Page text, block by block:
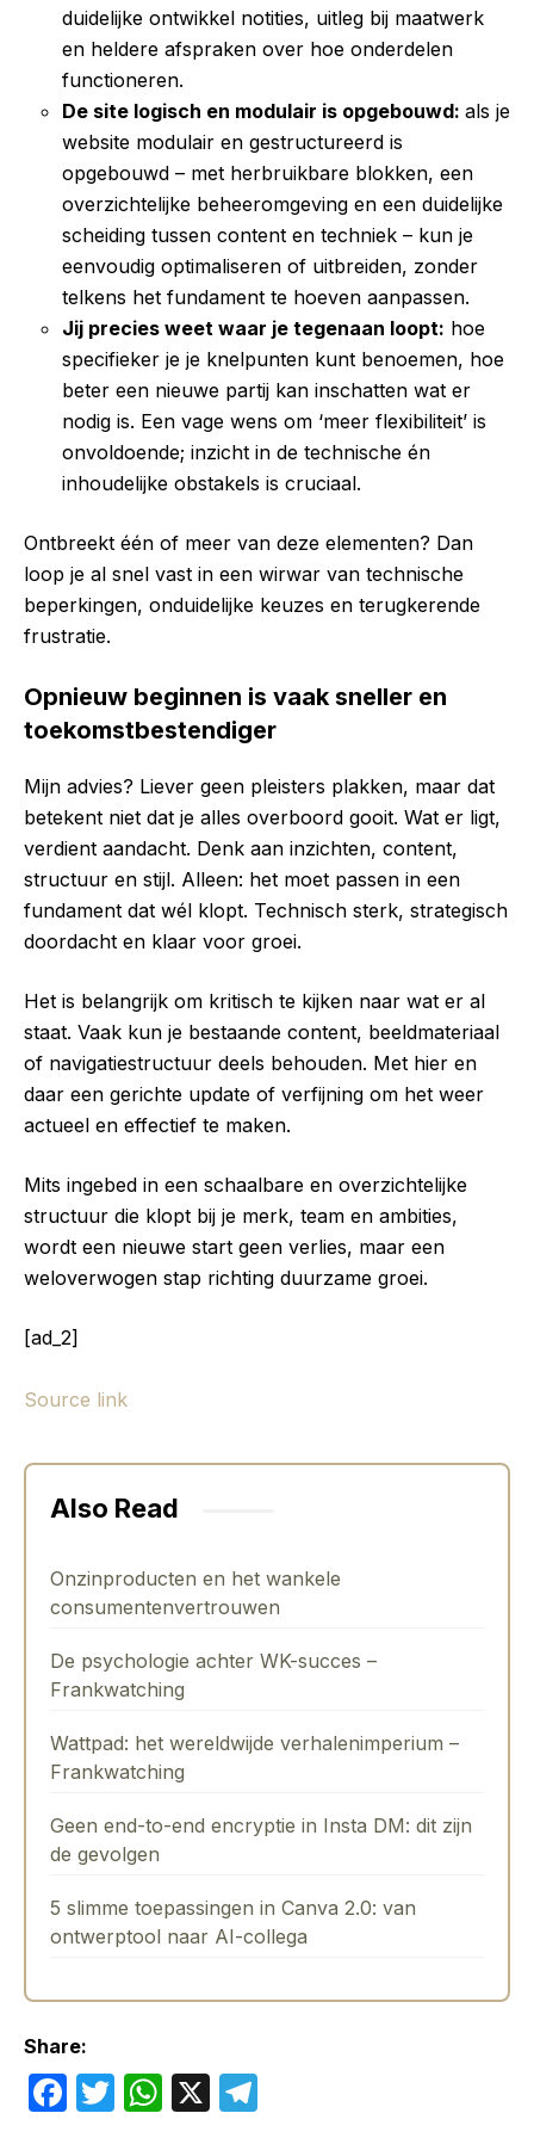
duidelijke ontwikkel notities, uitleg bij maatwerk
en heldere afspraken over hoe onderdelen
functioneren.
De site logisch en modulair is opgebouwd: als je
website modulair en gestructureerd is
opgebouwd – met herbruikbare blokken, een
overzichtelijke beheeromgeving en een duidelijke
scheiding tussen content en techniek – kun je
eenvoudig optimaliseren of uitbreiden, zonder
telkens het fundament te hoeven aanpassen.
Jij precies weet waar je tegenaan loopt: hoe
specifieker je je knelpunten kunt benoemen, hoe
beter een nieuwe partij kan inschatten wat er
nodig is. Een vage wens om ‘meer flexibiliteit’ is
onvoldoende; inzicht in de technische én
inhoudelijke obstakels is cruciaal.
Ontbreekt één of meer van deze elementen? Dan
loop je al snel vast in een wirwar van technische
beperkingen, onduidelijke keuzes en terugkerende
frustratie.
Opnieuw beginnen is vaak sneller en
toekomstbestendiger
Mijn advies? Liever geen pleisters plakken, maar dat
betekent niet dat je alles overboord gooit. Wat er ligt,
verdient aandacht. Denk aan inzichten, content,
structuur en stijl. Alleen: het moet passen in een
fundament dat wél klopt. Technisch sterk, strategisch
doordacht en klaar voor groei.
Het is belangrijk om kritisch te kijken naar wat er al
staat. Vaak kun je bestaande content, beeldmateriaal
of navigatiestructuur deels behouden. Met hier en
daar een gerichte update of verfijning om het weer
actueel en effectief te maken.
Mits ingebed in een schaalbare en overzichtelijke
structuur die klopt bij je merk, team en ambities,
wordt een nieuwe start geen verlies, maar een
weloverwogen stap richting duurzame groei.
[ad_2]
Source link
Also Read
Onzinproducten en het wankele
consumentenvertrouwen
De psychologie achter WK-succes –
Frankwatching
Wattpad: het wereldwijde verhalenimperium –
Frankwatching
Geen end-to-end encryptie in Insta DM: dit zijn
de gevolgen
5 slimme toepassingen in Canva 2.0: van
ontwerptool naar AI-collega
Share:
F
T
W X